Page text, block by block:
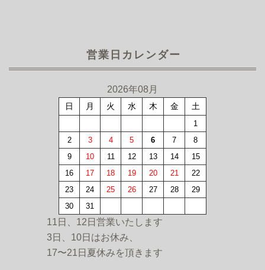
営業日カレンダー
2026年08月
日 月 火 水 木 金 土
1
2
3 4 5 6 7
8
9
10 11 12 13 14
15
16
17 18 19 20 21
22
23
24 25 26 27 28
29
30
31
11日、12日営業いたします
3日、10日はお休み、
17〜21日夏休みを頂きます